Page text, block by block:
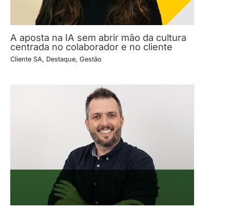
A aposta na IA sem abrir mão da cultura
centrada no colaborador e no cliente
Cliente SA, Destaque, Gestão